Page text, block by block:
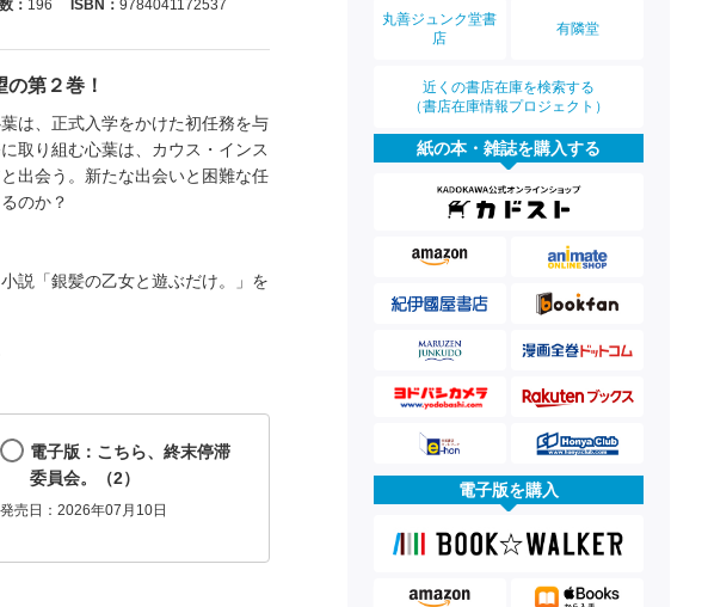
： 196 ISBN： 9784041172537
第２巻！
は、正式入学をかけた初任務を与
取り組む心葉は、カウス・インス
出会う。新たな出会いと困難な任
のか？
説「銀髪の乙女と遊ぶだけ。」を
電子版：こちら、終末停滞
委員会。（2）
発売日：2026年07月10日
丸善ジュンク堂書
店
有隣堂
近くの書店在庫を検索する
（書店在庫情報プロジェクト）
紙の本・雑誌を購入する
電子版を購入